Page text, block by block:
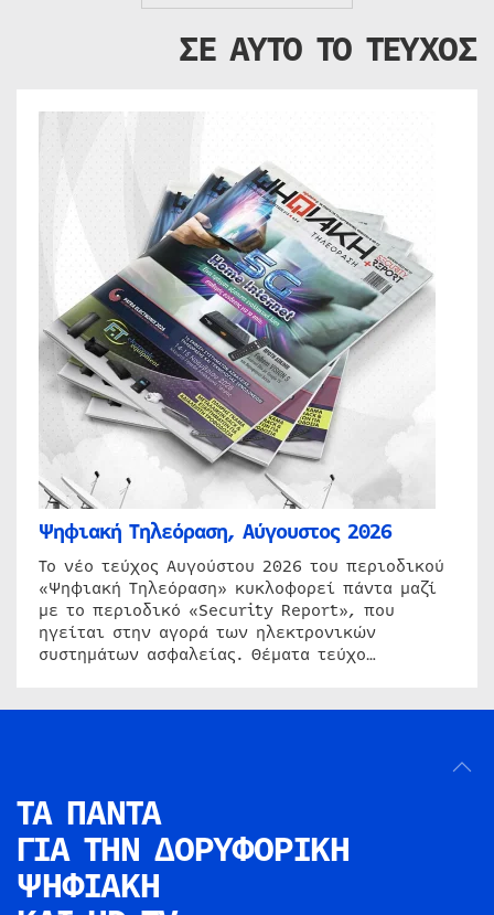
ΣΕ ΑΥΤΟ ΤΟ ΤΕΥΧΟΣ
Ψηφιακή Τηλεόραση, Αύγουστος 2026
Το νέο τεύχος Αυγούστου 2026 του περιοδικού
«Ψηφιακή Τηλεόραση» κυκλοφορεί πάντα μαζί
με το περιοδικό «Security Report», που
ηγείται στην αγορά των ηλεκτρονικών
συστημάτων ασφαλείας. Θέματα τεύχο…
ΤΑ ΠΑΝΤΑ
ΓΙΑ ΤΗΝ ΔΟΡΥΦΟΡΙΚΗ
ΨΗΦΙΑΚΗ